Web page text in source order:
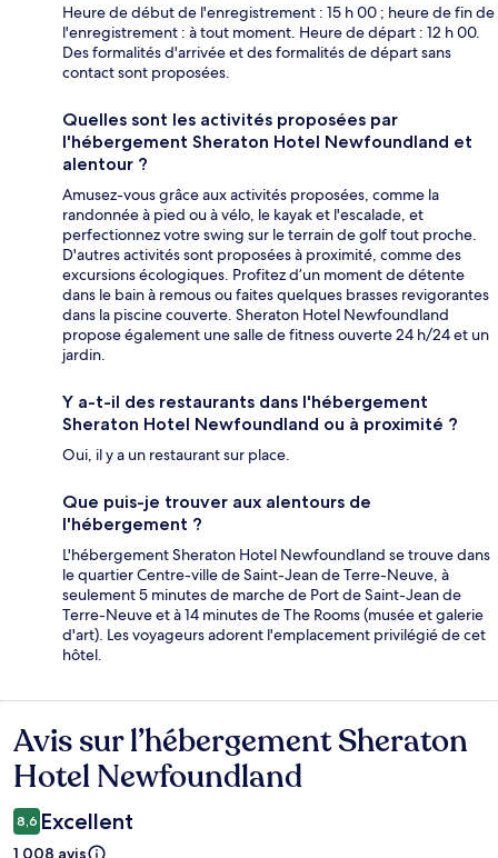
Heure de début de l'enregistrement : 15 h 00 ; heure de fin de
l'enregistrement : à tout moment. Heure de départ : 12 h 00.
Des formalités d'arrivée et des formalités de départ sans
contact sont proposées.
Quelles sont les activités proposées par
l'hébergement Sheraton Hotel Newfoundland et
alentour ?
Amusez-vous grâce aux activités proposées, comme la
randonnée à pied ou à vélo, le kayak et l'escalade, et
perfectionnez votre swing sur le terrain de golf tout proche.
D'autres activités sont proposées à proximité, comme des
excursions écologiques. Profitez d’un moment de détente
dans le bain à remous ou faites quelques brasses revigorantes
dans la piscine couverte. Sheraton Hotel Newfoundland
propose également une salle de fitness ouverte 24 h/24 et un
jardin.
Y a-t-il des restaurants dans l'hébergement
Sheraton Hotel Newfoundland ou à proximité ?
Oui, il y a un restaurant sur place.
Que puis-je trouver aux alentours de
l'hébergement ?
L'hébergement Sheraton Hotel Newfoundland se trouve dans
le quartier Centre-ville de Saint-Jean de Terre-Neuve, à
seulement 5 minutes de marche de Port de Saint-Jean de
Terre-Neuve et à 14 minutes de The Rooms (musée et galerie
d'art). Les voyageurs adorent l'emplacement privilégié de cet
hôtel.
Avis
Avis sur l’hébergement Sheraton
Hotel Newfoundland
8,6 Excellent
1 008 avis